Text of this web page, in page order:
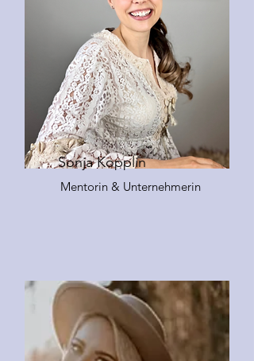
Sonja Kopplin
Mentorin & Unternehmerin